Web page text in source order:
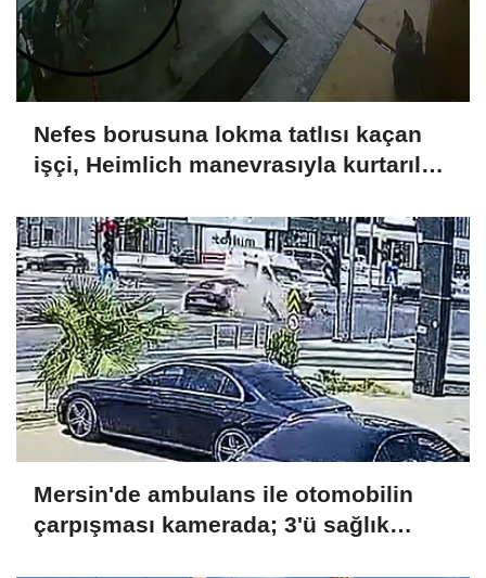
Nefes borusuna lokma tatlısı kaçan
işçi, Heimlich manevrasıyla kurtarıldı;
Mersin'de ambulans ile otomobilin
çarpışması kamerada; 3'ü sağlık